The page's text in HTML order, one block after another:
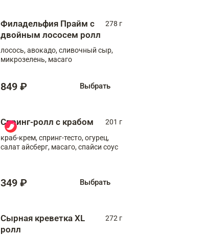
Филадельфия Прайм с
двойным лососем ролл
278 г
лосось, авокадо, сливочный сыр,
микрозелень, масаго
849 ₽ Выбрать
Спринг-ролл с крабом
201 г
краб-крем, спринг-тесто, огурец,
салат айсберг, масаго, спайси соус
349 ₽ Выбрать
Сырная креветка XL
ролл
272 г